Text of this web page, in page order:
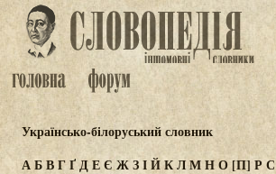
Українсько-білоруський словник
АБВГҐДЕЄ ЖЗІЙКЛМНО[П] Р С